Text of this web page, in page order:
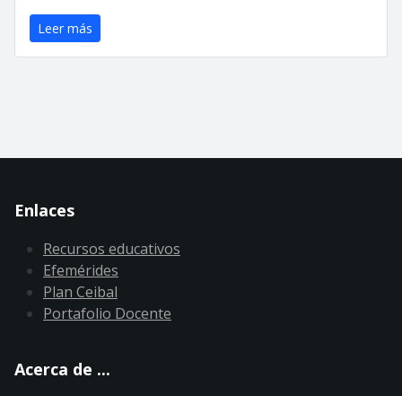
Leer más
Enlaces
Recursos educativos
Efemérides
Plan Ceibal
Portafolio Docente
Acerca de ...